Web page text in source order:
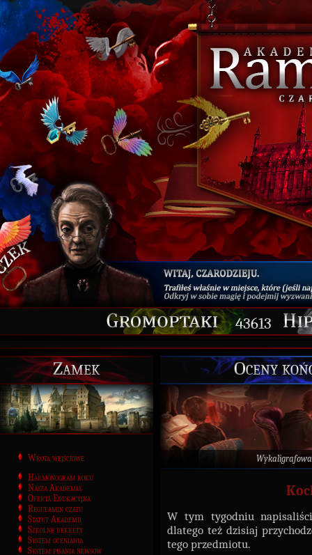
43613
Zamek
Wrota wejściowe
Harmonogram roku
Nasza Akademia
Oferta Edukacyjna
Regulamin czatu
Statut Akademii
Szkolne dekrety
System oceniania
System pisania newsów
Oceny
W tym tygodniu
dlatego też dzisiaj
tego przedmiotu.